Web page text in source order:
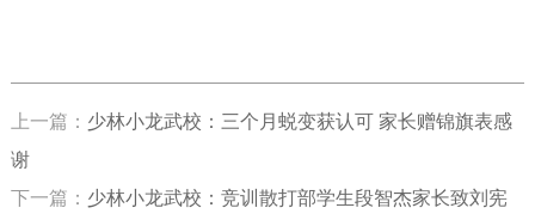
上一篇： 少林小龙武校：三个月蜕变获认可 家长赠锦旗表感
谢
下一篇： 少林小龙武校：竞训散打部学生段智杰家长致刘宪